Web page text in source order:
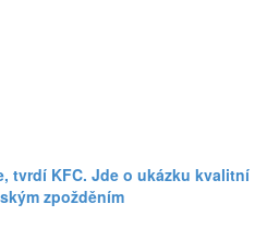
tvrdí KFC. Jde o ukázku kvalitní
zpožděním